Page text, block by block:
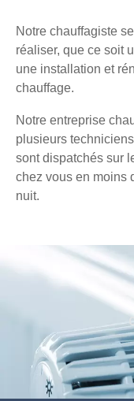
Notre chauffagiste
réaliser, que ce soit
une installation et
chauffage.
Notre entreprise
plusieurs
sont dispatchés sur
chez vous en moins
nuit.